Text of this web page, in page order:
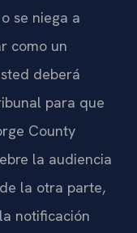
se niega a
como un
deberá
para que
County
la audiencia
la otra parte,
notificación